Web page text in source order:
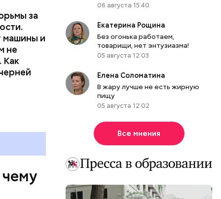
за
машины и
не
Как
06 августа 15:40
Екатерина Рощина
Без огонька работаем,
товарищи, нет энтузиазма!
05 августа 12:03
Елена Соломатина
В жару лучше не есть жирную
пищу
05 августа 12:02
Все мнения